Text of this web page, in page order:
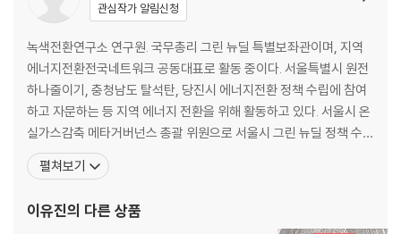
관심작가 알림신청
녹색전환연구소 연구원. 국무총리 그린 뉴딜 특별보좌관이며, 지역
에너지전환전국네트워크 공동대표로 활동 중이다. 서울특별시 원전
하나줄이기, 충청남도 탈석탄, 당진시 에너지전환 정책 수립에 참여
하고 자문하는 등 지역 에너지 전환을 위해 활동하고 있다. 서울시 온
실가스감축 메타거버넌스 총괄 위원으로 서울시 그린 뉴딜 정책 수립
과 집행에 참여하고 있다. 녹색당 당원이며, 전 녹색당 공동운영위원
장을 역임했다. KDI 국제정책대학원에서 공공정책을, 서울대학교 환
『전환도시』, 『태양과 바람을 경작하다』, 『동네에너지가 희망이다
펼쳐보기
이유진의 다른 상품